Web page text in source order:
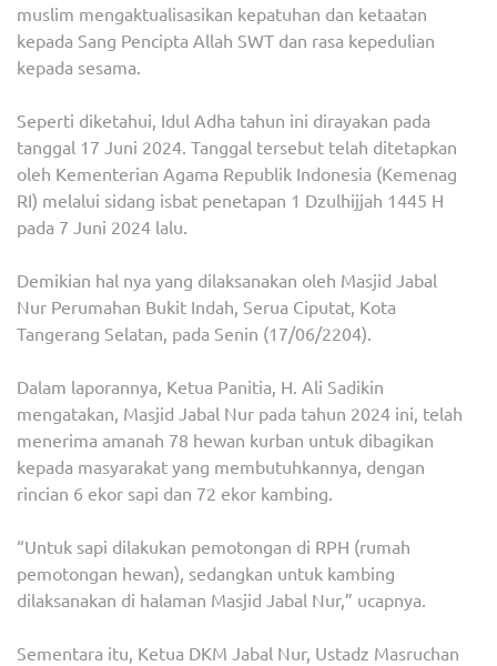
muslim mengaktualisasikan kepatuhan dan ketaatan
kepada Sang Pencipta Allah SWT dan rasa kepedulian
kepada sesama.
Seperti diketahui, Idul Adha tahun ini dirayakan pada
tanggal 17 Juni 2024. Tanggal tersebut telah ditetapkan
oleh Kementerian Agama Republik Indonesia (Kemenag
RI) melalui sidang isbat penetapan 1 Dzulhijjah 1445 H
pada 7 Juni 2024 lalu.
Demikian hal nya yang dilaksanakan oleh Masjid Jabal
Nur Perumahan Bukit Indah, Serua Ciputat, Kota
Tangerang Selatan, pada Senin (17/06/2204).
Dalam laporannya, Ketua Panitia, H. Ali Sadikin
mengatakan, Masjid Jabal Nur pada tahun 2024 ini, telah
menerima amanah 78 hewan kurban untuk dibagikan
kepada masyarakat yang membutuhkannya, dengan
rincian 6 ekor sapi dan 72 ekor kambing.
“Untuk sapi dilakukan pemotongan di RPH (rumah
pemotongan hewan), sedangkan untuk kambing
dilaksanakan di halaman Masjid Jabal Nur,” ucapnya.
Sementara itu, Ketua DKM Jabal Nur, Ustadz Masruchan